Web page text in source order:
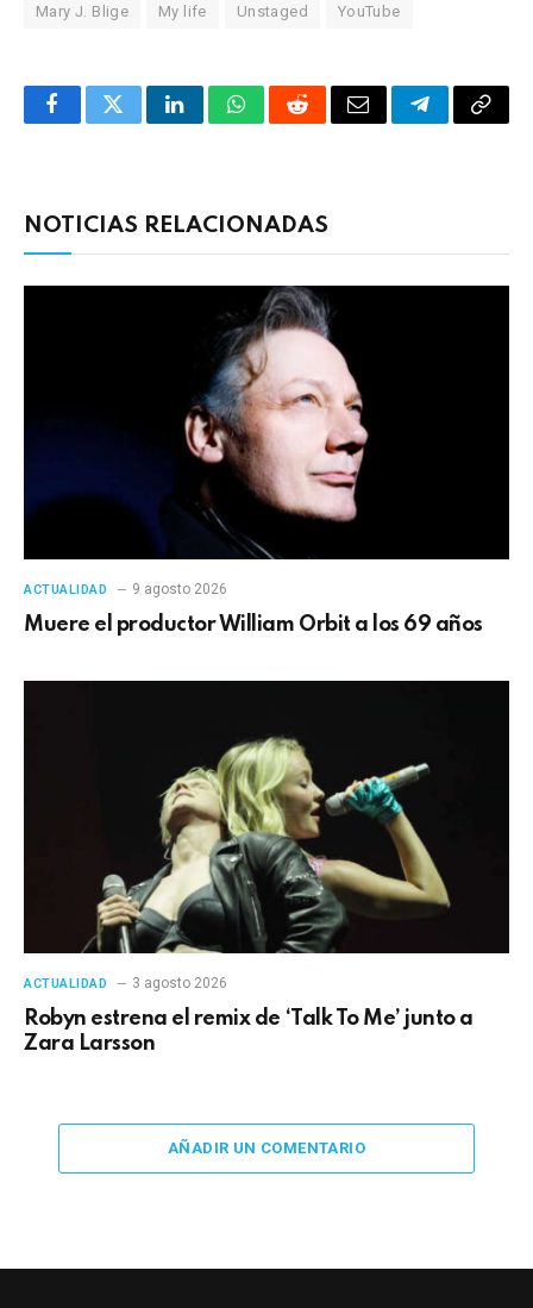
Mary J. Blige My life Unstaged YouTube
FacebookTwitterLinkedInWhatsAppRedditCorreoTelegrama
NOTICIAS RELACIONADAS
ACTUALIDAD 9 agosto 2026
Muere el productor William Orbit a los 69 años
ACTUALIDAD 3 agosto 2026
Robyn estrena el remix de ‘Talk To Me’ junto a
Zara Larsson
AÑADIR UN COMENTARIO